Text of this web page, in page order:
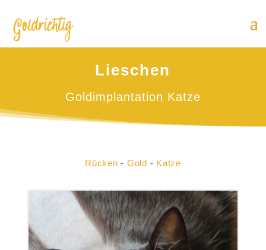
Lieschen
Goldimplantation Katze
Rücken - Gold - Katze